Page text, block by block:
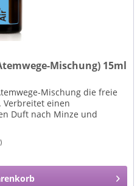
Mischung) 15ml
Mischung die freie
Verbreitet einen
Duft nach Minze und